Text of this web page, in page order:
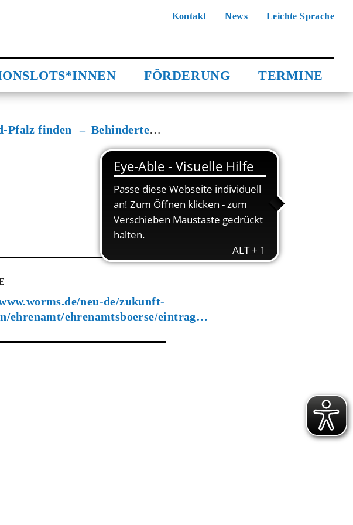
FÖRDERUNG TERMINE
Kontakt News Leichte Sprache
Pfalz finden Behindertensportverein Worms e.V.
neu-de/zukunft-
ehrenamt/ehrenamtsboerse/eintrag…